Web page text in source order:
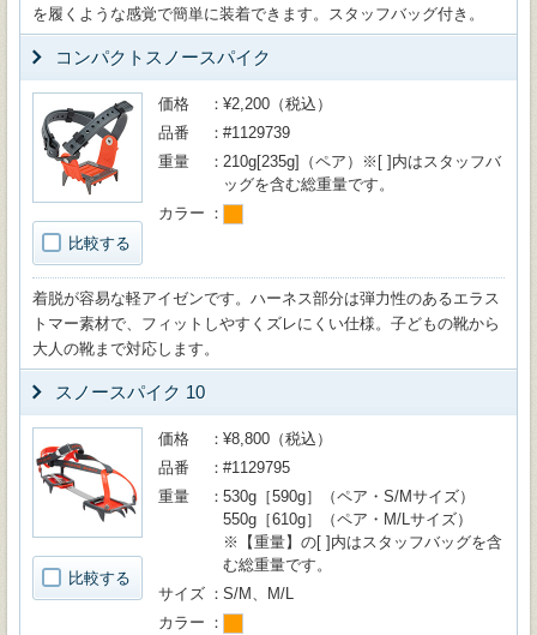
を履くような感覚で簡単に装着できます。スタッフバッグ付き。
コンパクトスノースパイク
比較する
価格
¥2,200（税込）
品番
#1129739
重量
210g[235g]（ペア）※[ ]内はスタッフバ
ッグを含む総重量です。
カラー
着脱が容易な軽アイゼンです。ハーネス部分は弾力性のあるエラス
トマー素材で、フィットしやすくズレにくい仕様。子どもの靴から
大人の靴まで対応します。
スノースパイク 10
比較する
価格
¥8,800（税込）
品番
#1129795
重量
530g［590g］（ペア・S/Mサイズ）
550g［610g］（ペア・M/Lサイズ）
※【重量】の[ ]内はスタッフバッグを含
む総重量です。
サイズ
S/M、M/L
カラー